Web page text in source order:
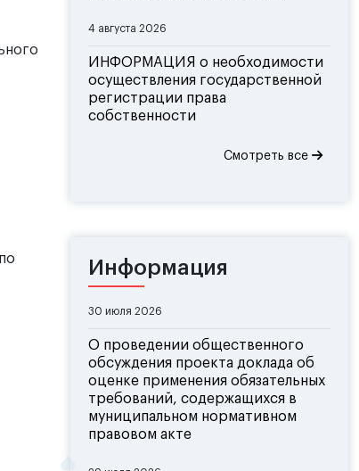
4 августа 2026
ИНФОРМАЦИЯ о необходимости
осуществления государственной
регистрации права
собственности
Смотреть все
Информация
30 июля 2026
О проведении общественного
обсуждения проекта доклада об
оценке применения обязательных
требований, содержащихся в
муниципальном нормативном
правовом акте